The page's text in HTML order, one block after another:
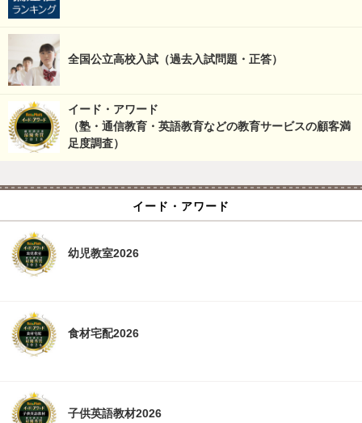
全国公立高校入試（過去入試問題・正答）
イード・アワード
（塾・通信教育・英語教育などの教育サービスの顧客満
足度調査）
イード・アワード
幼児教室2026
食材宅配2026
子供英語教材2026